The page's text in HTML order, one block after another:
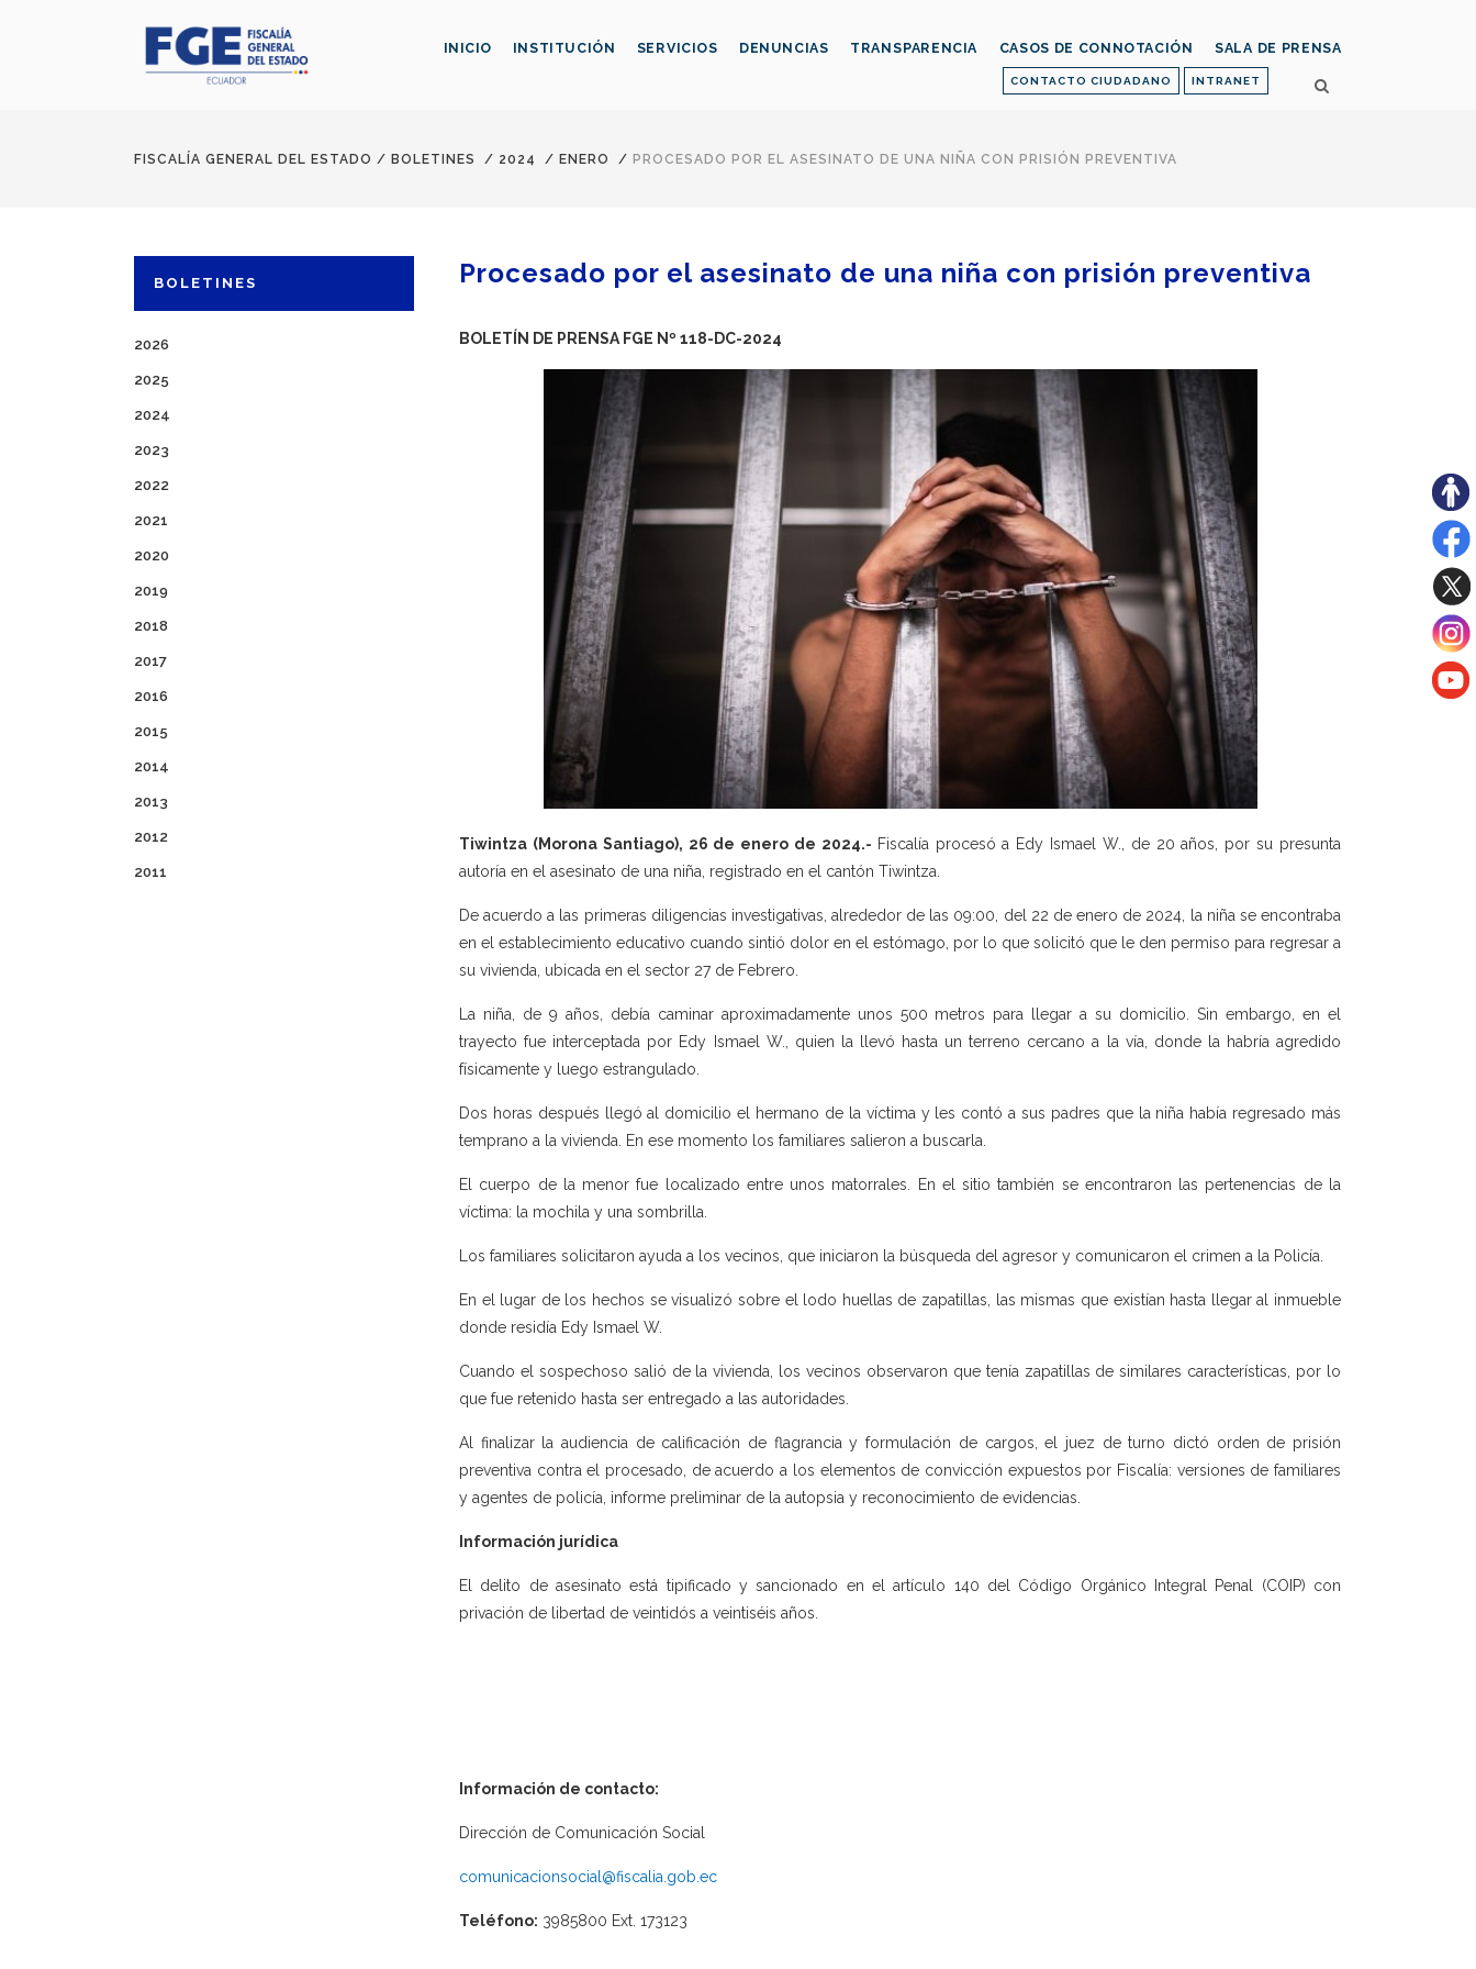
CONTACTO CIUDADANO INTRANET
INICIO INSTITUCIÓN SERVICIOS DENUNCIAS TRANSPARENCIA CASOS DE CONNOTACIÓN SALA DE PRENSA
FISCALÍA GENERAL DEL ESTADO / BOLETINES / 2024 / ENERO / PROCESADO POR EL ASESINATO DE UNA NIÑA CON PRISIÓN PREVENTIVA
BOLETINES
2026
2025
2024
2023
2022
2021
2020
2019
2018
2017
2016
2015
2014
2013
2012
2011
Procesado por el asesinato de una niña con prisión preventiva
BOLETÍN DE PRENSA FGE Nº 118-DC-2024
Tiwintza (Morona Santiago), 26 de enero de 2024.- Fiscalía procesó a Edy Ismael W., de 20 años, por su presunta
autoría en el asesinato de una niña, registrado en el cantón Tiwintza.
De acuerdo a las primeras diligencias investigativas, alrededor de las 09:00, del 22 de enero de 2024, la niña se encontraba
en el establecimiento educativo cuando sintió dolor en el estómago, por lo que solicitó que le den permiso para regresar a
su vivienda, ubicada en el sector 27 de Febrero.
La niña, de 9 años, debía caminar aproximadamente unos 500 metros para llegar a su domicilio. Sin embargo, en el
trayecto fue interceptada por Edy Ismael W., quien la llevó hasta un terreno cercano a la vía, donde la habría agredido
físicamente y luego estrangulado.
Dos horas después llegó al domicilio el hermano de la víctima y les contó a sus padres que la niña había regresado más
temprano a la vivienda. En ese momento los familiares salieron a buscarla.
El cuerpo de la menor fue localizado entre unos matorrales. En el sitio también se encontraron las pertenencias de la
víctima: la mochila y una sombrilla.
Los familiares solicitaron ayuda a los vecinos, que iniciaron la búsqueda del agresor y comunicaron el crimen a la Policía.
En el lugar de los hechos se visualizó sobre el lodo huellas de zapatillas, las mismas que existían hasta llegar al inmueble
donde residía Edy Ismael W.
Cuando el sospechoso salió de la vivienda, los vecinos observaron que tenía zapatillas de similares características, por lo
que fue retenido hasta ser entregado a las autoridades.
Al finalizar la audiencia de calificación de flagrancia y formulación de cargos, el juez de turno dictó orden de prisión
preventiva contra el procesado, de acuerdo a los elementos de convicción expuestos por Fiscalía: versiones de familiares
y agentes de policía, informe preliminar de la autopsia y reconocimiento de evidencias.
Información jurídica
El delito de asesinato está tipificado y sancionado en el artículo 140 del Código Orgánico Integral Penal (COIP) con
privación de libertad de veintidós a veintiséis años.
Información de contacto:
Dirección de Comunicación Social
comunicacionsocial@fiscalia.gob.ec
Teléfono: 3985800 Ext. 173123